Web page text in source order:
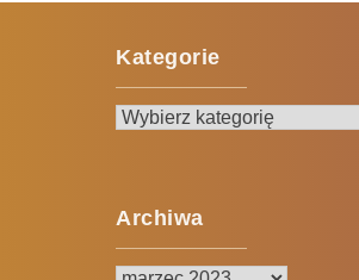
Kategorie
Kategorie
Archiwa
Archiwa